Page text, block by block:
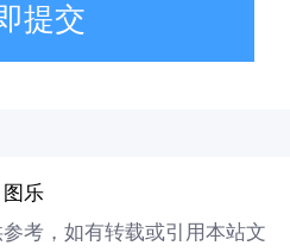
提交
图乐
考，如有转载或引用本站文